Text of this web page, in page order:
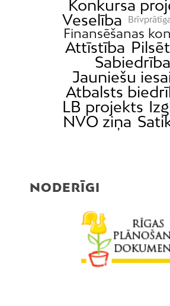
Konkursa
Veselība
Finansēšanas
Attīstība
Sabiedrība
Jauniešu
Atbalsts
LB projekts
NVO ziņa
NODERĪGI